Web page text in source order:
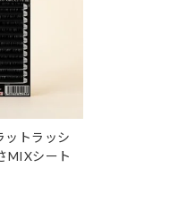
ットラッシ
MIXシート